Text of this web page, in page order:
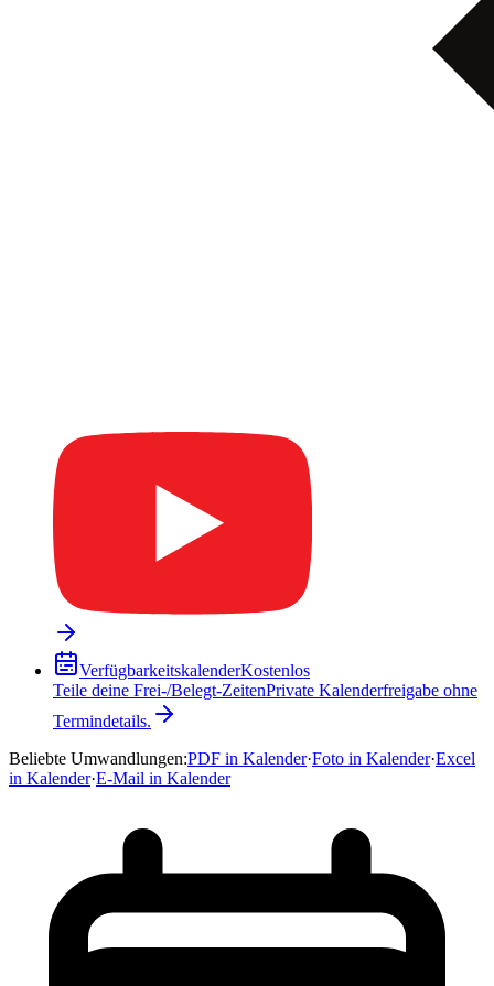
VerfügbarkeitskalenderKostenlos
Teile deine Frei-/Belegt-ZeitenPrivate Kalenderfreigabe ohne
Termindetails.
Beliebte Umwandlungen:PDF in Kalender·Foto in Kalender·Excel
in Kalender·E-Mail in Kalender